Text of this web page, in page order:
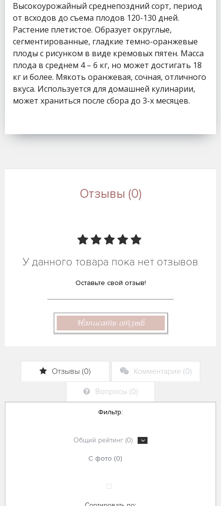
Высокоурожайный среднепоздний сорт, период
от всходов до съема плодов 120-130 дней.
Растение плетистое. Образует округлые,
сегментированные, гладкие темно-оранжевые
плоды с рисунком в виде кремовых пятен. Масса
плода в среднем 4 – 6 кг, но может достигать 18
кг и более. Мякоть оранжевая, сочная, отличного
вкуса. Используется для домашней кулинарии,
может храниться после сбора до 3-х месяцев.
Отзывы (0)
У данного товара пока нет отзывов
Оставьте свой отзыв!
Написать отзыв
Отзывы (0) Комментарии (0)
Вопросы (0)
Фильтр:
Общий рейтинг (0)
С фото (0)